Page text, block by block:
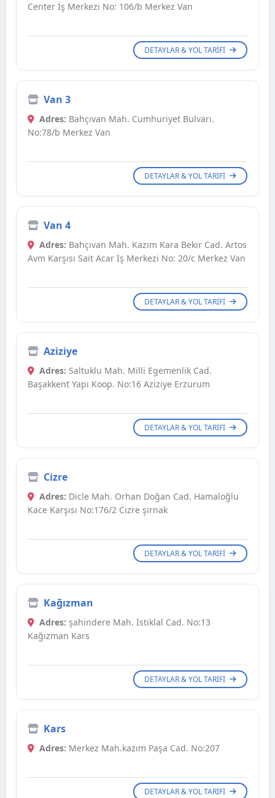
Center İş Merkezi No: 106/b Merkez Van
DETAYLAR & YOL TARIFI
Van 3
Adres: Bahçıvan Mah. Cumhuriyet Bulvarı.
No:78/b Merkez Van
DETAYLAR & YOL TARIFI
Van 4
Adres: Bahçıvan Mah. Kazım Kara Bekir Cad. Artos
Avm Karşısı Sait Acar İş Merkezi No: 20/c Merkez Van
DETAYLAR & YOL TARIFI
Aziziye
Adres: Saltuklu Mah. Milli Egemenlik Cad.
Başakkent Yapı Koop. No:16 Aziziye Erzurum
DETAYLAR & YOL TARIFI
Cizre
Adres: Dicle Mah. Orhan Doğan Cad. Hamaloğlu
Kace Karşısı No:176/2 Cizre şırnak
DETAYLAR & YOL TARIFI
Kağızman
Adres: şahindere Mah. İstiklal Cad. No:13
Kağızman Kars
DETAYLAR & YOL TARIFI
Kars
Adres: Merkez Mah.kazım Paşa Cad. No:207
DETAYLAR & YOL TARIFI